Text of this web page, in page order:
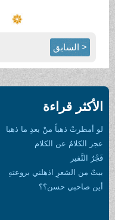
< السابق
الأكثر قراءة
لو أمطرتْ ذهباً منْ بعدِ ما ذهبا
عجز الكلامُ عن الكلام
فَجْرُ النَّفير
بيتٌ من الشعرِ اذهلني بروعتهِ
أين صاحبي حسن؟؟